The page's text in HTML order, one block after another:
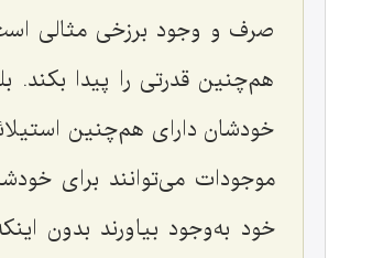
صرف و وجود برزخی مثالی است
هم‌چنین قدرتی را پیدا بکند.
خودشان دارای هم‌چنین
موجودات می‌توانند برای
خود به‌وجود بیاورند بدون